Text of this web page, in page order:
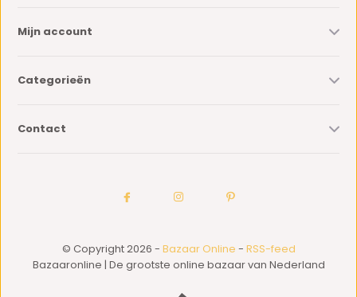
Mijn account
Categorieën
Contact
© Copyright 2026 - Bazaar Online - RSS-feed
Bazaaronline | De grootste online bazaar van Nederland